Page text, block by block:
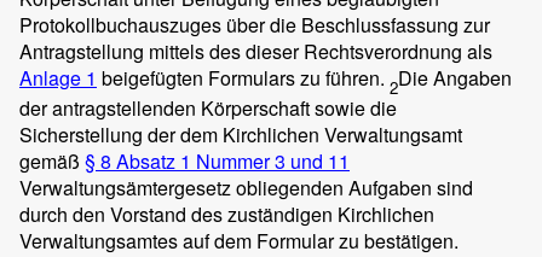
Protokollbuchauszuges über die Beschlussfassung zur
Antragstellung mittels des dieser Rechtsverordnung als
Anlage 1 beigefügten Formulars zu führen. 2Die Angaben
der antragstellenden Körperschaft sowie die
Sicherstellung der dem Kirchlichen Verwaltungsamt
gemäß § 8 Absatz 1 Nummer 3 und 11
Verwaltungsämtergesetz obliegenden Aufgaben sind
durch den Vorstand des zuständigen Kirchlichen
Verwaltungsamtes auf dem Formular zu bestätigen.